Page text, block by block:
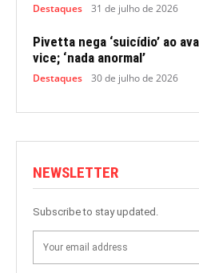
Destaques 31 de julho de 2026
Pivetta nega ‘suicídio’ ao
vice; ‘nada anormal’
Destaques 30 de julho de 2026
NEWSLETTER
Subscribe to stay updated.